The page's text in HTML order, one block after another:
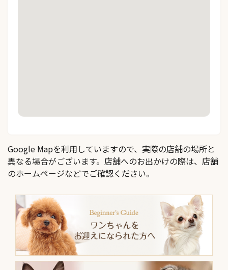
Google Mapを利用していますので、実際の店舗の場所と
異なる場合がございます。店舗へのお出かけの際は、店舗
のホームページなどでご確認ください。